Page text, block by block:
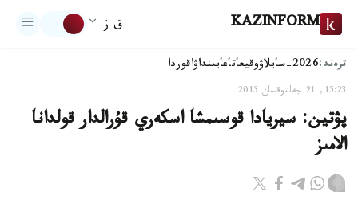
KAZINFORM ق ز
ترەند:2026-سايلاۋ وقيعاتاعايىنداۋاقوردا
15:23, 21 جەلتوقسان 2015
پۋتين: سيريادا قوسىمشا اسكەري قۇرالدار قولدانا
الامىز